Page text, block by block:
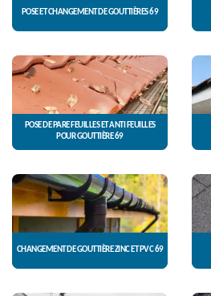
POSE ET CHANGEMENT DE GOUTTIÈRES 69
POSE DE PARE FEUILLES ET ANTI FEUILLES
POUR GOUTTIÈRE 69
CHANGEMENT DE GOUTTIÈRE ZINC ET PVC 69